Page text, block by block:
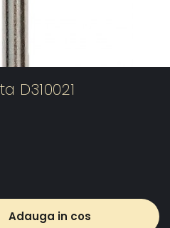
D310021
Adauga in cos